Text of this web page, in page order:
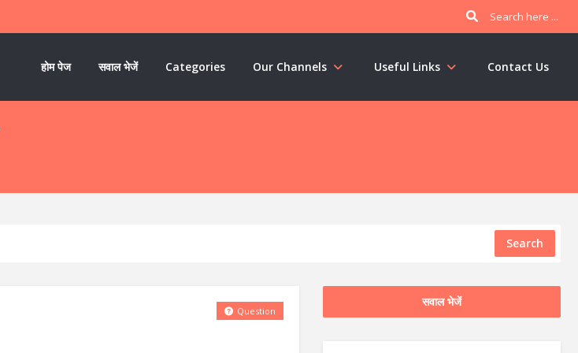
होम पेज सवाल भेजें Categories Our Channels Useful Links Contact Us
Search
Question
सवाल भेजें